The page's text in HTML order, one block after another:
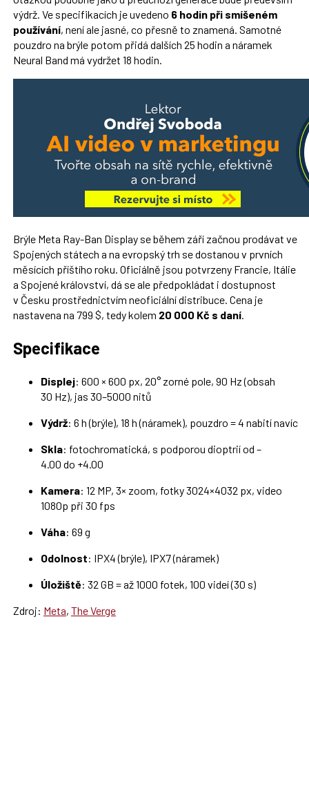
výdrž. Ve specifikacích je uvedeno 6 hodin při smíšeném
používání, není ale jasné, co přesně to znamená. Samotné
pouzdro na brýle potom přidá dalších 25 hodin a náramek
Neural Band má vydržet 18 hodin.
Brýle Meta Ray-Ban Display se během září začnou prodávat ve
Spojených státech a na evropský trh se dostanou v prvních
měsících příštího roku. Oficiálně jsou potvrzeny Francie, Itálie
a Spojené království, dá se ale předpokládat i dostupnost
v Česku prostřednictvím neoficiální distribuce. Cena je
nastavena na 799 $, tedy kolem 20 000 Kč s daní.
Specifikace
Displej: 600 × 600 px, 20° zorné pole, 90 Hz (obsah
30 Hz), jas 30–5000 nitů
Výdrž: 6 h (brýle), 18 h (náramek), pouzdro = 4 nabití navíc
Skla: fotochromatická, s podporou dioptrií od –
4.00 do +4.00
Kamera: 12 MP, 3× zoom, fotky 3024×4032 px, video
1080p při 30 fps
Váha: 69 g
Odolnost: IPX4 (brýle), IPX7 (náramek)
Úložiště: 32 GB = až 1000 fotek, 100 videí (30 s)
Zdroj: Meta, The Verge